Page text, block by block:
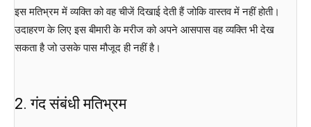
इस मतिभ्रम में व्यक्ति को वह चीजें दिखाई देती हैं जोकि वास्तव में नहीं होती।
उदाहरण के लिए इस बीमारी के मरीज को अपने आसपास वह व्यक्ति भी देख
सकता है जो उसके पास मौजूद ही नहीं है।
2. गंद संबंधी मतिभ्रम